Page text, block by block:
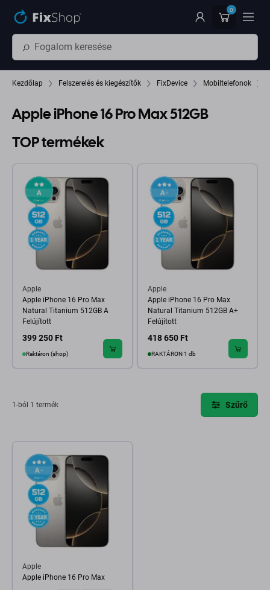
0
Kezdőlap Felszerelés és kiegészítők FixDevice Mobiltelefonok
Apple iPhone 16 Pro Max 512GB
TOP termékek
Apple
Apple iPhone 16 Pro Max
Natural Titanium 512GB A
Felújított
399 250 Ft
Raktáron (shop)
Apple
Apple iPhone 16 Pro Max
Natural Titanium 512GB A+
Felújított
418 650 Ft
RAKTÁRON 1 db
1-ból 1 termék Szűrő
Apple
Apple iPhone 16 Pro Max